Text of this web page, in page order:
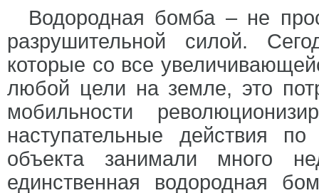
Водородная бомба – не
разрушительной силой.
которые со все
любой цели на земле, это
мобильности
наступательные действия
объекта занимали много
единственная водородная